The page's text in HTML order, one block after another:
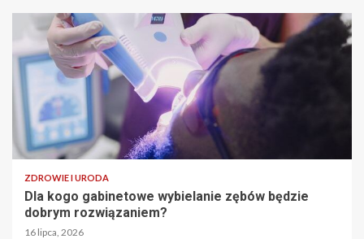
ZDROWIE I URODA
Dla kogo gabinetowe wybielanie zębów będzie
dobrym rozwiązaniem?
16 lipca, 2026